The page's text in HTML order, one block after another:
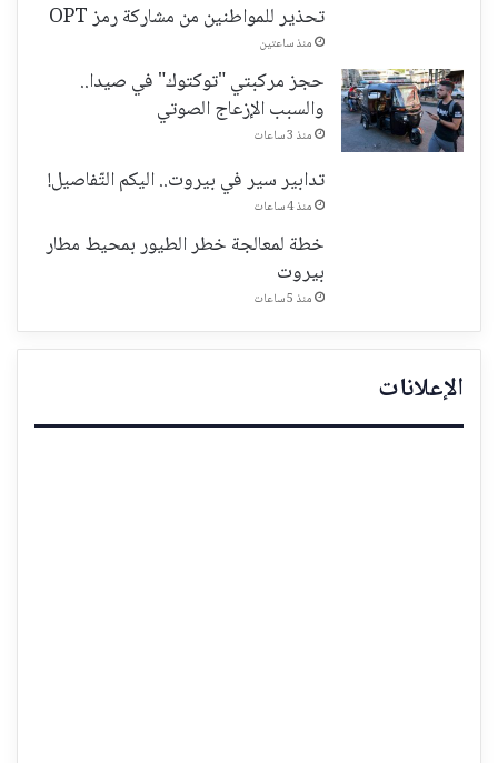
تحذير للمواطنين من مشاركة رمز OPT
منذ ساعتين
حجز مركبتي "توكتوك" في صيدا..
والسبب الإزعاج الصوتي
منذ 3 ساعات
تدابير سير في بيروت.. اليكم التّفاصيل!
منذ 4 ساعات
خطة لمعالجة خطر الطيور بمحيط مطار
بيروت
منذ 5 ساعات
الإعلانات